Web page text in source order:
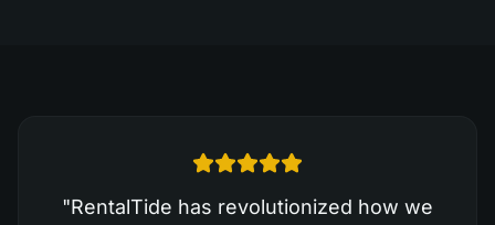
"RentalTide has revolutionized how we